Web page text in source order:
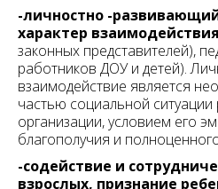
-личностно -
характер взаимодействия
законных представителей),
работников ДОУ и детей).
взаимодействие является
частью социальной ситуации
организации, условием его
благополучия и
-содействие и
взрослых, признание